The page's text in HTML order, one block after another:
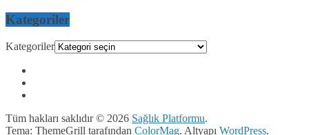
Kategoriler
Kategoriler
Tüm hakları saklıdır © 2026 Sağlık Platformu.
Tema: ThemeGrill tarafından ColorMag. Altyapı WordPress.